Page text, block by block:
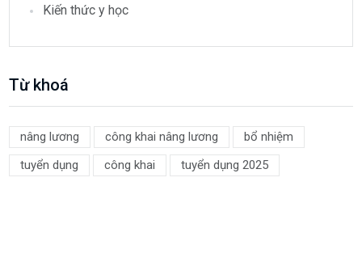
Kiến thức y học
Từ khoá
nâng lương công khai nâng lương
bổ nhiệm
tuyển dụng
công khai tuyển dụng 2025